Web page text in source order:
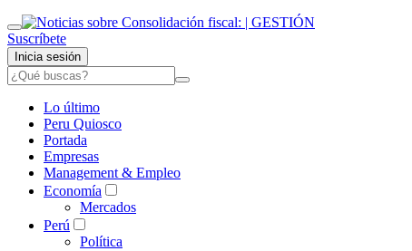
Suscríbete
Inicia sesión
Lo último
Peru Quiosco
Portada
Empresas
Management & Empleo
Economía
Mercados
Perú
Política